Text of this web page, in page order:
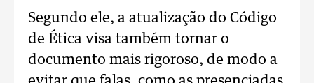
Segundo ele, a atualização do Código
de Ética visa também tornar o
documento mais rigoroso, de modo a